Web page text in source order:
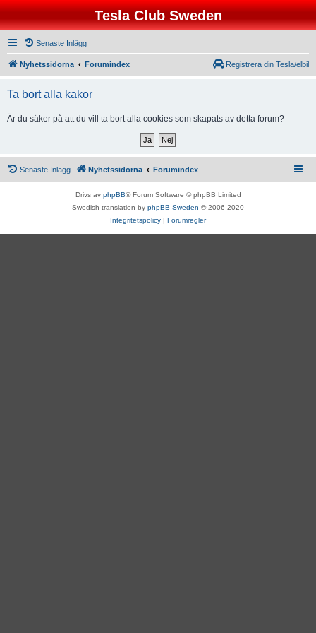
Tesla Club Sweden
Senaste Inlägg
Nyhetssidorna Forumindex Registrera din Tesla/elbil
Ta bort alla kakor
Är du säker på att du vill ta bort alla cookies som skapats av detta forum?
Senaste Inlägg Nyhetssidorna Forumindex
Drivs av phpBB® Forum Software © phpBB Limited
Swedish translation by phpBB Sweden © 2006-2020
Integritetspolicy | Forumregler